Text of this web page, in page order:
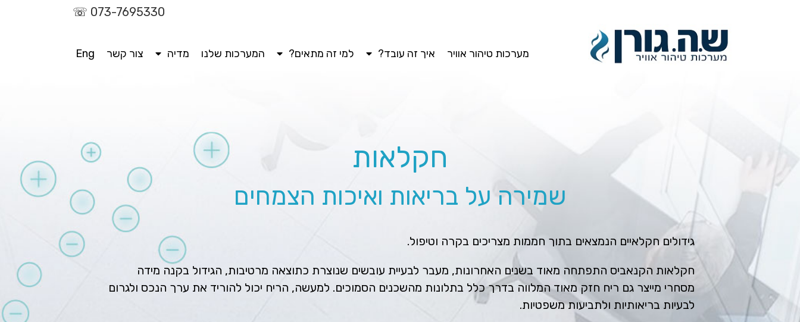
073-7695330
☏
מערכות טיהור אוויר איך זה עובד? למי זה מתאים? המערכות שלנו מדיה צור קשר Eng
חקלאות
שמירה על בריאות ואיכות הצמחים
גידולים חקלאיים הנמצאים בתוך חממות מצריכים בקרה וטיפול.
חקלאות הקנאביס התפתחה מאוד בשנים האחרונות, מעבר לבעיית עובשים שנוצרת כתוצאה מרטיבות, הגידול בקנה מידה
מסחרי מייצר גם ריח חזק מאוד המלווה בדרך כלל בתלונות מהשכנים הסמוכים. למעשה, הריח יכול להוריד את ערך הנכס ולגרום
לבעיות בריאותיות ולתביעות משפטיות.